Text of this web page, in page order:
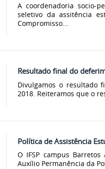
A coordenadoria socio-
seletivo da assitência
Compromisso...
Resultado final do
Divulgamos o resultado
2018. Reiteramos que o
Política de Assistência
O IFSP campus
Auxílio Permanência da